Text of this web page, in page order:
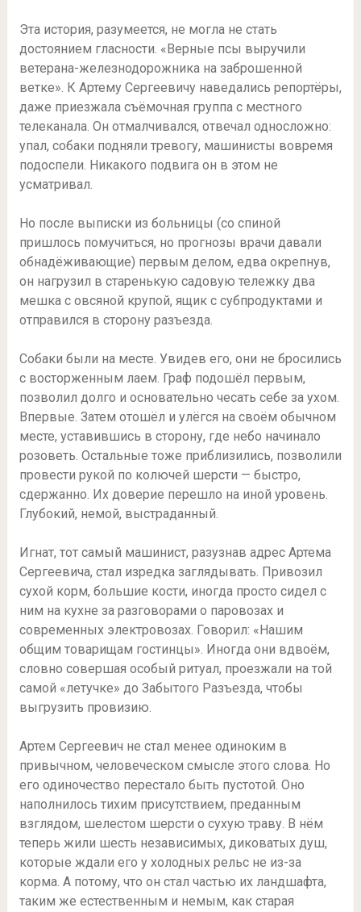
Эта история, разумеется, не могла не стать
достоянием гласности. «Верные псы выручили
ветерана-железнодорожника на заброшенной
ветке». К Артему Сергеевичу наведались репортёры,
даже приезжала съёмочная группа с местного
телеканала. Он отмалчивался, отвечал односложно:
упал, собаки подняли тревогу, машинисты вовремя
подоспели. Никакого подвига он в этом не
усматривал.
Но после выписки из больницы (со спиной
пришлось помучиться, но прогнозы врачи давали
обнадёживающие) первым делом, едва окрепнув,
он нагрузил в старенькую садовую тележку два
мешка с овсяной крупой, ящик с субпродуктами и
отправился в сторону разъезда.
Собаки были на месте. Увидев его, они не бросились
с восторженным лаем. Граф подошёл первым,
позволил долго и основательно чесать себе за ухом.
Впервые. Затем отошёл и улёгся на своём обычном
месте, уставившись в сторону, где небо начинало
розоветь. Остальные тоже приблизились, позволили
провести рукой по колючей шерсти — быстро,
сдержанно. Их доверие перешло на иной уровень.
Глубокий, немой, выстраданный.
Игнат, тот самый машинист, разузнав адрес Артема
Сергеевича, стал изредка заглядывать. Привозил
сухой корм, большие кости, иногда просто сидел с
ним на кухне за разговорами о паровозах и
современных электровозах. Говорил: «Нашим
общим товарищам гостинцы». Иногда они вдвоём,
словно совершая особый ритуал, проезжали на той
самой «летучке» до Забытого Разъезда, чтобы
выгрузить провизию.
Артем Сергеевич не стал менее одиноким в
привычном, человеческом смысле этого слова. Но
его одиночество перестало быть пустотой. Оно
наполнилось тихим присутствием, преданным
взглядом, шелестом шерсти о сухую траву. В нём
теперь жили шесть независимых, диковатых душ,
которые ждали его у холодных рельс не из-за
корма. А потому, что он стал частью их ландшафта,
таким же естественным и немым, как старая